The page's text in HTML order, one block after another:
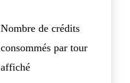
Nombre de crédits
consommés par tour
affiché